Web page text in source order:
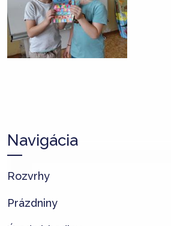
Navigácia
Rozvrhy
Prázdniny